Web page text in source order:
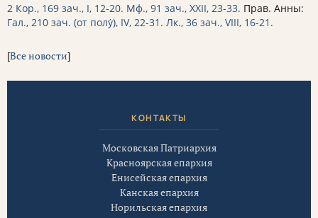
2 Кор., 169 зач., I, 12-20. Мф., 91 зач., XXII, 23-33. Прав. Анны:
Гал., 210 зач. (от полу́), IV, 22-31. Лк., 36 зач., VIII, 16-21.
[Все новости]
КОНТАКТЫ
Московская Патриархия
Красноярская епархия
Енисейская епархия
Канская епархия
Норильская епархия